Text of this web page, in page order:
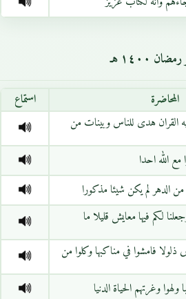
١٤٠٠ هـ
المحاضرة
استماع
القران هدى للناس وبينات من
الله احدا
الدهر لم يكن شيئا مذكورا
لكم فيها معايش قليلا ما
فامشوا في مناكبها وكلوا من
وغرتهم الحياة الدنيا